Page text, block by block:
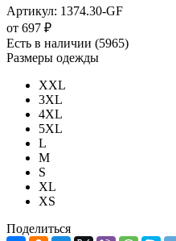
Артикул: 1374.30-GF
от 697 ₽
Есть в наличии (5965)
Размеры одежды
XXL
3XL
4XL
5XL
L
M
S
XL
XS
Поделиться